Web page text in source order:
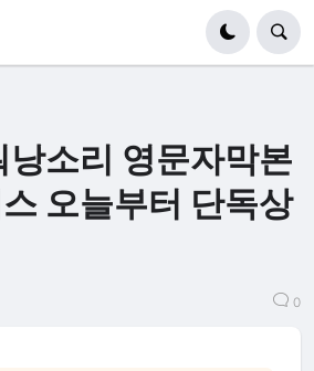
낭소리 영문자막본
오늘부터 단독상
0